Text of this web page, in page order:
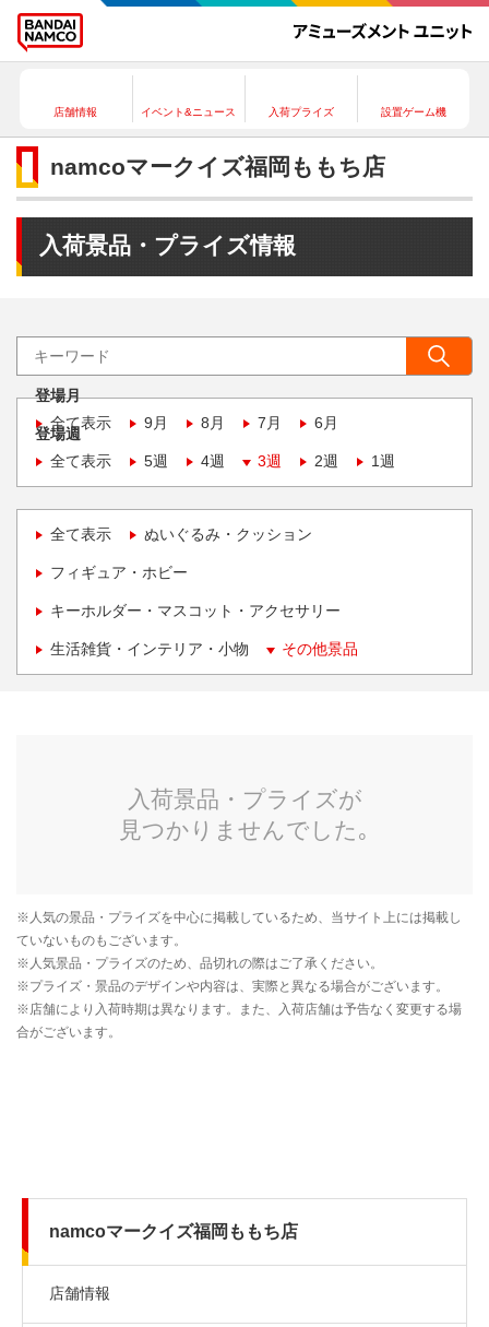
店舗情報 イベント&ニュース 入荷プライズ 設置ゲーム機
namcoマークイズ福岡ももち店
入荷景品・プライズ情報
登場月
全て表示
9月 8月 7月 6月
登場週
全て表示
5週 4週 3週 2週 1週
全て表示 ぬいぐるみ・クッション
フィギュア・ホビー
キーホルダー・マスコット・アクセサリー
生活雑貨・インテリア・小物 その他景品
namcoマークイズ福岡ももち店
店舗情報